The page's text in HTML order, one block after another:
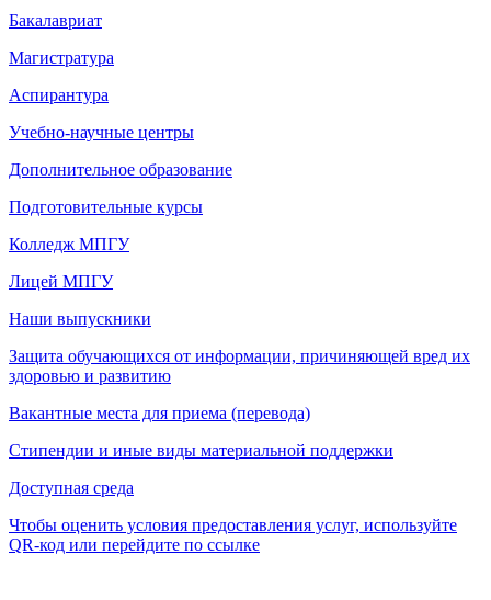
Бакалавриат
Магистратура
Аспирантура
Учебно-научные центры
Дополнительное образование
Подготовительные курсы
Колледж МПГУ
Лицей МПГУ
Наши выпускники
Защита обучающихся от информации, причиняющей вред их
здоровью и развитию
Вакантные места для приема (перевода)
Стипендии и иные виды материальной поддержки
Доступная среда
Чтобы оценить условия предоставления услуг, используйте
QR-код или перейдите по ссылке